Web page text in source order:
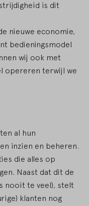
is dit
nieuwe economie,
bedieningsmodel
wij ook met
opereren terwijl we
al hun
inzien en beheren.
die alles op
Naast dat dit de
nooit te veel), stelt
klanten nog